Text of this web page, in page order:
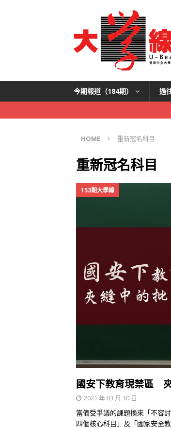
今期報道（184期） 過
HOME 重新冠名科目
重新冠名科目
153期大學線
國安下教育現禁區
2021 年 03 月 30 日
當備受爭議的課題換來「不容
四個核心科目」及「國家安全